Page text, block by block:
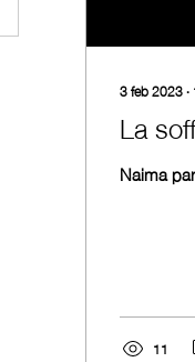
3 feb 2023∙
La
Naima
11